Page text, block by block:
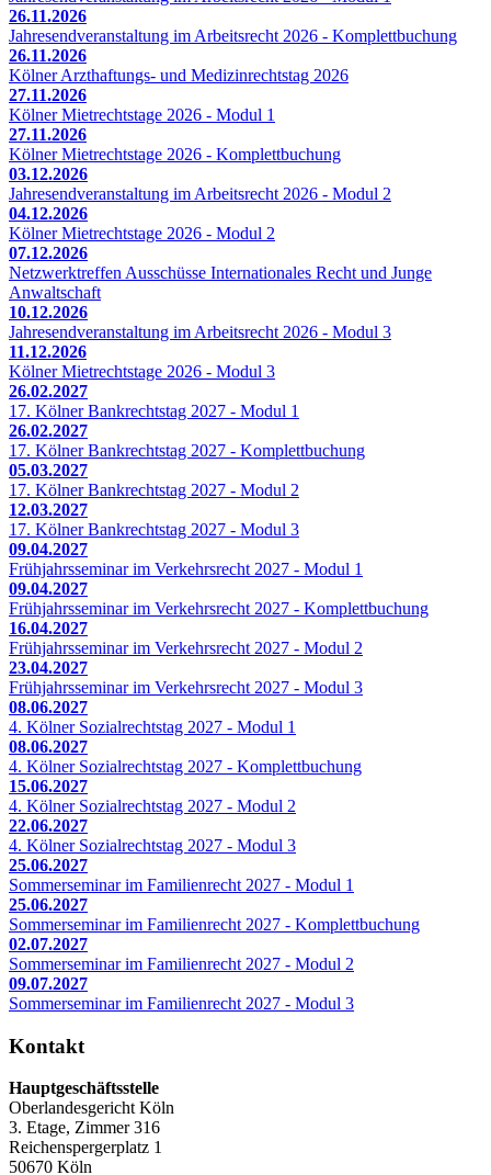
26.11.2026
Jahresendveranstaltung im Arbeitsrecht 2026 - Komplettbuchung
26.11.2026
Kölner Arzthaftungs- und Medizinrechtstag 2026
27.11.2026
Kölner Mietrechtstage 2026 - Modul 1
27.11.2026
Kölner Mietrechtstage 2026 - Komplettbuchung
03.12.2026
Jahresendveranstaltung im Arbeitsrecht 2026 - Modul 2
04.12.2026
Kölner Mietrechtstage 2026 - Modul 2
07.12.2026
Netzwerktreffen Ausschüsse Internationales Recht und Junge
Anwaltschaft
10.12.2026
Jahresendveranstaltung im Arbeitsrecht 2026 - Modul 3
11.12.2026
Kölner Mietrechtstage 2026 - Modul 3
26.02.2027
17. Kölner Bankrechtstag 2027 - Modul 1
26.02.2027
17. Kölner Bankrechtstag 2027 - Komplettbuchung
05.03.2027
17. Kölner Bankrechtstag 2027 - Modul 2
12.03.2027
17. Kölner Bankrechtstag 2027 - Modul 3
09.04.2027
Frühjahrsseminar im Verkehrsrecht 2027 - Modul 1
09.04.2027
Frühjahrsseminar im Verkehrsrecht 2027 - Komplettbuchung
16.04.2027
Frühjahrsseminar im Verkehrsrecht 2027 - Modul 2
23.04.2027
Frühjahrsseminar im Verkehrsrecht 2027 - Modul 3
08.06.2027
4. Kölner Sozialrechtstag 2027 - Modul 1
08.06.2027
4. Kölner Sozialrechtstag 2027 - Komplettbuchung
15.06.2027
4. Kölner Sozialrechtstag 2027 - Modul 2
22.06.2027
4. Kölner Sozialrechtstag 2027 - Modul 3
25.06.2027
Sommerseminar im Familienrecht 2027 - Modul 1
25.06.2027
Sommerseminar im Familienrecht 2027 - Komplettbuchung
02.07.2027
Sommerseminar im Familienrecht 2027 - Modul 2
09.07.2027
Sommerseminar im Familienrecht 2027 - Modul 3
Kontakt
Hauptgeschäftsstelle
Oberlandesgericht Köln
3. Etage, Zimmer 316
Reichenspergerplatz 1
50670 Köln